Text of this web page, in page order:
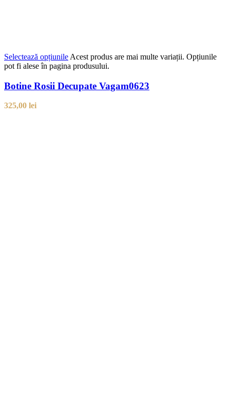
Selectează opțiunile Acest produs are mai multe variații. Opțiunile
pot fi alese în pagina produsului.
Botine Rosii Decupate Vagam0623
325,00 lei